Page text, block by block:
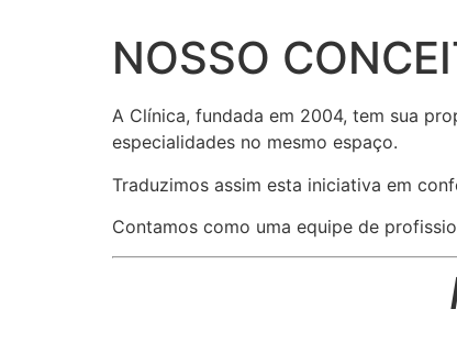
NOSSO
A Clínica, fundada em 2004, tem sua
especialidades no mesmo espaço.
Traduzimos assim esta iniciativa em
Contamos como uma equipe de